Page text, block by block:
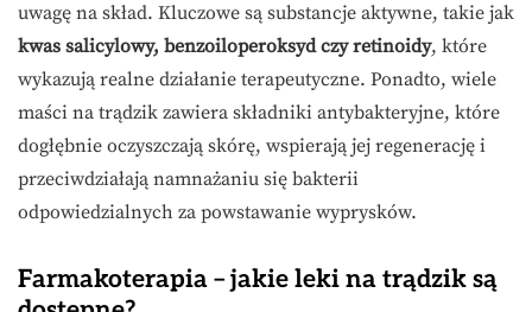
uwagę na skład. Kluczowe są substancje aktywne, takie jak
kwas salicylowy, benzoiloperoksyd czy retinoidy, które
wykazują realne działanie terapeutyczne. Ponadto, wiele
maści na trądzik zawiera składniki antybakteryjne, które
dogłębnie oczyszczają skórę, wspierają jej regenerację i
przeciwdziałają namnażaniu się bakterii
odpowiedzialnych za powstawanie wyprysków.
Farmakoterapia – jakie leki na trądzik są